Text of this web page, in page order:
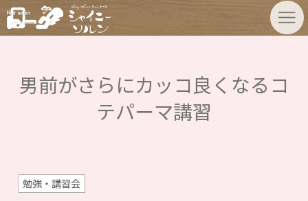
男前がさらにカッコ良くなるコ
テパーマ講習
勉強・講習会